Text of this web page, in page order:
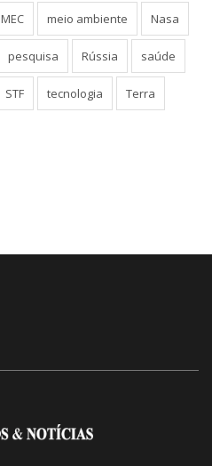
MEC meio ambiente Nasa
pesquisa Rússia saúde
STF tecnologia Terra